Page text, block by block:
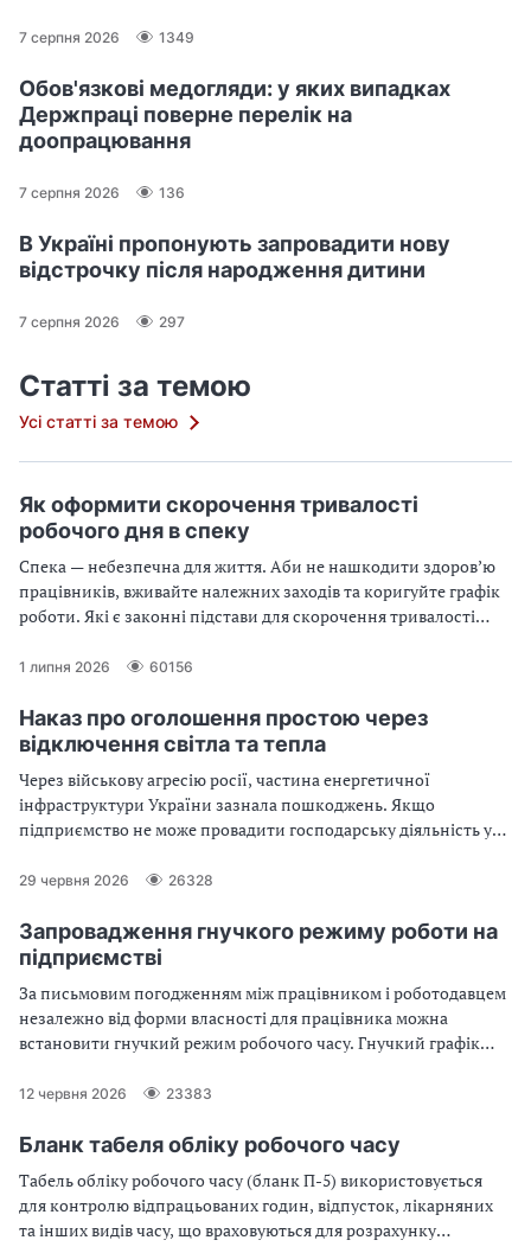
7 серпня 2026 1349
Обов'язкові медогляди: у яких випадках
Держпраці поверне перелік на
доопрацювання
7 серпня 2026 136
В Україні пропонують запровадити нову
відстрочку після народження дитини
7 серпня 2026 297
Статті за темою
Усі статті за темою
Як оформити скорочення тривалості
робочого дня в спеку
Спека — небезпечна для життя. Аби не нашкодити здоров’ю
працівників, вживайте належних заходів та коригуйте графік
роботи. Які є законні підстави для скорочення тривалості
зразками документів — у статті
1 липня 2026 60156
Наказ про оголошення простою через
відключення світла та тепла
Через військову агресію росії, частина енергетичної
інфраструктури України зазнала пошкоджень. Якщо
підприємство не може провадити господарську діяльність у
теплопостачання, оформіть наказ про простій.
29 червня 2026 26328
Запровадження гнучкого режиму роботи на
підприємстві
За письмовим погодженням між працівником і роботодавцем
незалежно від форми власності для працівника можна
встановити гнучкий режим робочого часу. Гнучкий графік
(далі — КЗпП). Які особливості має гнучкий графік роботи під
12 червня 2026 23383
Бланк табеля обліку робочого часу
Табель обліку робочого часу (бланк П-5) використовується
для контролю відпрацьованих годин, відпусток, лікарняних
та інших видів часу, що враховуються для розрахунку